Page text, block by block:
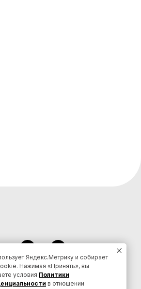
Яндекс.Метрику и собирает
Нажимая «Принять», вы
условия Политики
в отношении